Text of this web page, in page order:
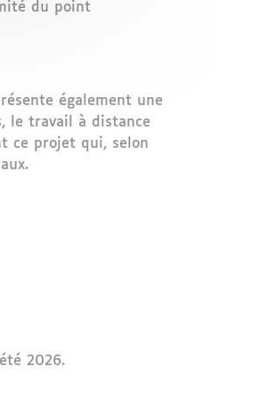
du point
également une
le travail à distance
ce projet qui, selon
2026.